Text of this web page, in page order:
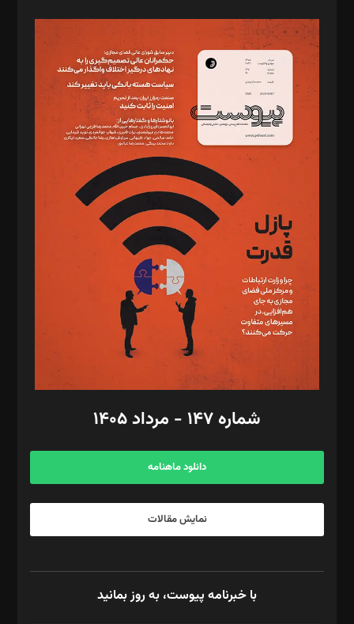
مدیر مسئول: محمدباقر اثنی‌عشری
سردبیر: مهرک محمودی
دبیر تحریریه: میثم قاسمی
د‌بیر ناداستان: سمانه سمیع
د‌بیر خدمت و تجارت: ابوالفضل رجبی
د‌بیر حقوق فناوری: حسام‌الدین ایپکچی
د‌بیر پیوست جهان: مینا پاکدل
د‌بیر تحریریه آنلاین: بابک نقاش
تحریریه‌: مجتبی محمود‌ی، آرش برهمند، یسنا امان‌پور، سروش کرمیان،
مصطفی مسجدی آرانی، ابوالفضل رجبی، زهرا فکرانه، فائزه فتحی
رستمی،مصطفی باستان
ویرایش: نگار استاد‌‌آقا
طراح یونیفرم: مجید توکلی
فیلمبرداری و عکاسی: امیر شفیعی، مانی لطفی زاده
گرافیک و صفحه‌آرایی: سید‌سبحان‌علی ثابت
مد‌یر توسعه تجاری: کامبیز برید‌
امور مالی: شاپور رهبری، محمد‌ کاظمی‌نیا
آگهی و مشترکین: ۰۹۱۹۹۹۹۰۴۵۴
شماره ۱۴۷ - مرداد ۱۴۰۵
دانلود ماهنامه
نمایش مقالات
با خبرنامه پیوست، به روز بمانید